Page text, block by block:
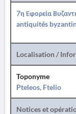
7η Εφορεία
antiquités
Localisation /
Toponyme
Pteleos, Ftelio
Notices et